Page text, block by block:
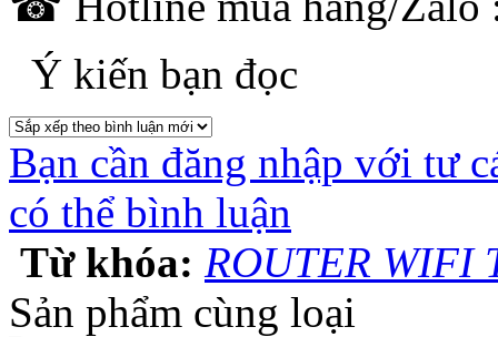
Ý kiến bạn đọc
Bạn cần đăng nhập với tư
có thể bình luận
Từ khóa: ROUTER WIFI
Sản phẩm cùng loại